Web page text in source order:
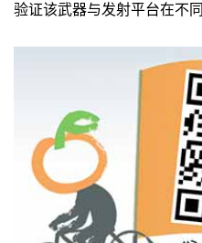
验证该武器与发射平台在不